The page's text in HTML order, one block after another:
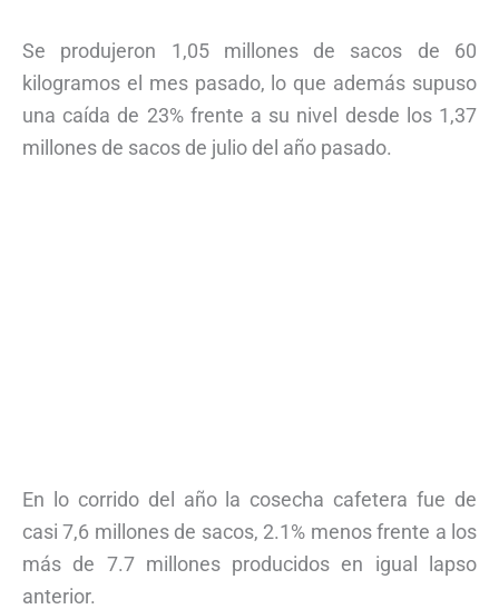
Se produjeron 1,05 millones de sacos de 60
kilogramos el mes pasado, lo que además supuso
una caída de 23% frente a su nivel desde los 1,37
millones de sacos de julio del año pasado.
En lo corrido del año la cosecha cafetera fue de
casi 7,6 millones de sacos, 2.1% menos frente a los
más de 7.7 millones producidos en igual lapso
anterior.